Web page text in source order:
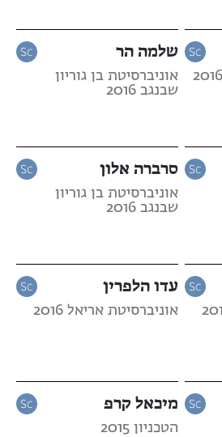
שלמה הר
אוניברסיטת בן גוריון
שבנגב 2016
סרברה אלון
אוניברסיטת בן גוריון
שבנגב 2016
עדו הלפרין
אוניברסיטת אריאל 2016
מיכאל קרפ
הטכניון 2015